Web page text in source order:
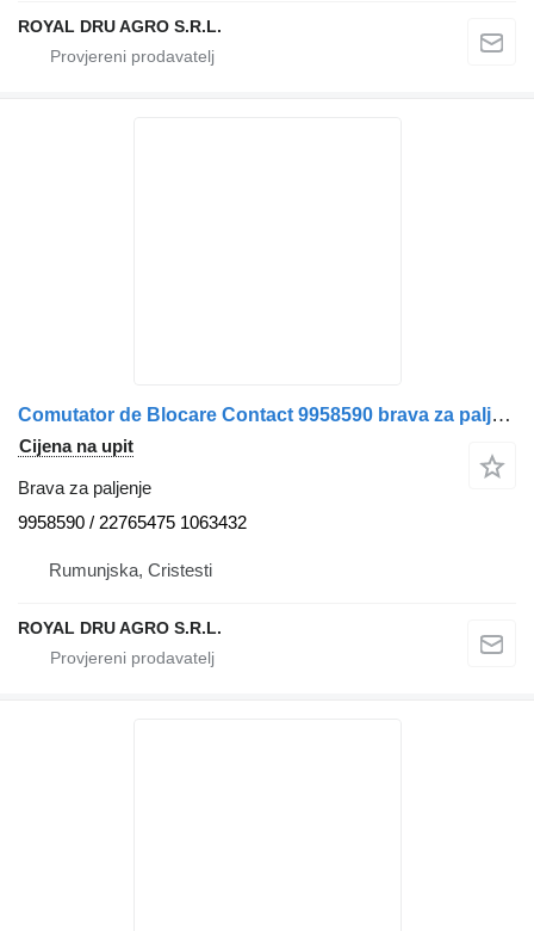
ROYAL DRU AGRO S.R.L.
Comutator de Blocare Contact 9958590 brava za paljenje za Volvo 9958590 22765475 1063432 kamiona
Cijena na upit
Brava za paljenje
9958590 / 22765475 1063432
Rumunjska, Cristesti
ROYAL DRU AGRO S.R.L.